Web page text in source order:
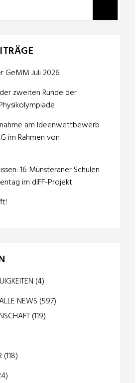
GeMM Juli 2026
zweiten Runde der
am Ideenwettbewerb
im Rahmen von
16 Münsteraner Schulen
im diFF-Projekt
(4)
NEWS (597)
(119)
(118)